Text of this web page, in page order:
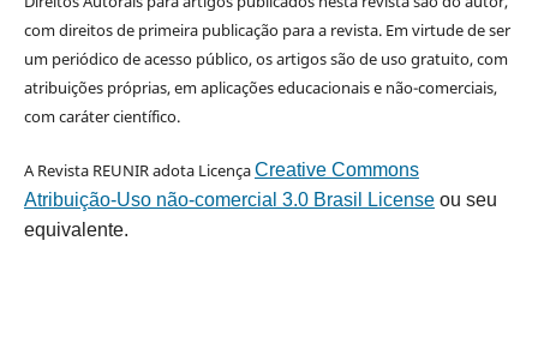
com direitos de primeira publicação para a revista. Em virtude de ser
um periódico de acesso público, os artigos são de uso gratuito, com
atribuições próprias, em aplicações educacionais e não-comerciais,
com caráter científico.
A Revista REUNIR adota LicençaCreative Commons
Atribuição-Uso não-comercial 3.0 Brasil Licenseou seu
equivalente.